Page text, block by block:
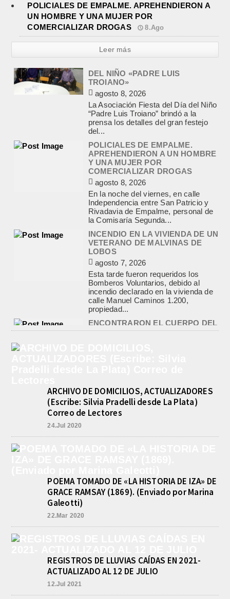
POLICIALES DE EMPALME. APREHENDIERON A
UN HOMBRE Y UNA MUJER POR
COMERCIALIZAR DROGAS
8.Ago
Leer más
POLICIALES DE EMPALME.
APREHENDIERON A UN HOMBRE
Y UNA MUJER POR
COMERCIALIZAR DROGAS
agosto 8, 2026
En la noche del viernes, en calle
Independencia entre San Patricio y
Rivadavia de Empalme, personal de
la Comisaría Segunda...
INCENDIO EN LA VIVIENDA DE UN
VETERANO DE MALVINAS DE
LOBOS
agosto 7, 2026
Esta tarde fueron requeridos los
Bomberos Voluntarios, debido al
incendio declarado en la vivienda de
calle Manuel Caminos 1.200,
propiedad...
ENCONTRARON EL CUERPO DEL
PESCADOR DESAPARECIDO EN
EL ARROYO SALADILLO
agosto 7, 2026
Un helicóptero que participaba de la
búsqueda, encontró hoy el cuerpo sin
vida de la persona que se buscaba
en...
BASQUET, CADETES. ATHLETIC
Athletic, se metió entre los mejores 4
de la FEBAMBA y disputa el...
CON MAS DE 100 SORTEOS Y
DEL NIÑO «PADRE LUIS
“Padre Luis Troiano” brindó a la
prensa los detalles del gran festejo
del...
ARCHIVO DE DOMICILIOS, ACTUALIZADORES
(Escribe: Silvia Pradelli desde La Plata)
Correo de Lectores
24.Jul 2020
POEMA TOMADO DE «LA HISTORIA DE IZA» DE
GRACE RAMSAY (1869). (Enviado por Marina
Galeotti)
22.Mar 2020
REGISTROS DE LLUVIAS CAÍDAS EN 2021-
ACTUALIZADO AL 12 DE JULIO
12.Jul 2021